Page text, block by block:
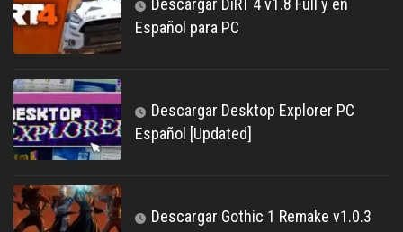
Descargar DiRT 4 v1.8 Full y en
Español para PC
Descargar Desktop Explorer PC
Español [Updated]
Descargar Gothic 1 Remake v1.0.3